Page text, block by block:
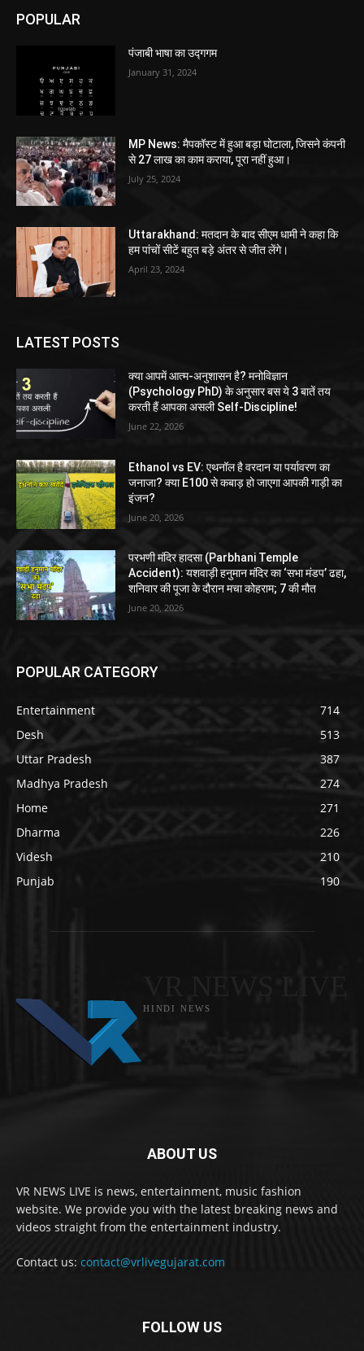
POPULAR
पंजाबी भाषा का उद्गगम
January 31, 2024
MP News: मैपकॉस्ट में हुआ बड़ा घोटाला, जिसने कंपनी
से 27 लाख का काम कराया, पूरा नहीं हुआ।
July 25, 2024
Uttarakhand: मतदान के बाद सीएम धामी ने कहा कि
हम पांचों सीटें बहुत बड़े अंतर से जीत लेंगे।
April 23, 2024
LATEST POSTS
क्या आपमें आत्म-अनुशासन है? मनोविज्ञान
(Psychology PhD) के अनुसार बस ये 3 बातें तय
करती हैं आपका असली Self-Discipline!
June 22, 2026
Ethanol vs EV: एथनॉल है वरदान या पर्यावरण का
जनाजा? क्या E100 से कबाड़ हो जाएगा आपकी गाड़ी का
इंजन?
June 20, 2026
परभणी मंदिर हादसा (Parbhani Temple
Accident): यशवाड़ी हनुमान मंदिर का ‘सभा मंडप’ ढहा,
शनिवार की पूजा के दौरान मचा कोहराम; 7 की मौत
June 20, 2026
POPULAR CATEGORY
Entertainment
714
Desh
513
Uttar Pradesh
387
Madhya Pradesh
274
Home
271
Dharma
226
Videsh
210
Punjab
190
HINDI NEWS
ABOUT US
VR NEWS LIVE is news, entertainment, music fashion
website. We provide you with the latest breaking news and
videos straight from the entertainment industry.
Contact us: contact@vrlivegujarat.com
FOLLOW US